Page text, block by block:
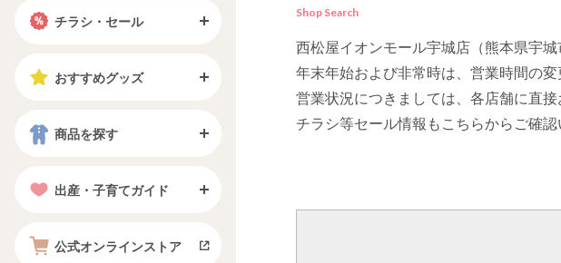
チラシ・セール
おすすめグッズ
商品を探す
出産・子育てガイド
公式オンラインストア
Shop Search
西松屋イオンモール宇城店（熊本県宇城
年末年始および非常時は、営業時間の
営業状況につきましては、各店舗に直接
チラシ等セール情報もこちらからご確認